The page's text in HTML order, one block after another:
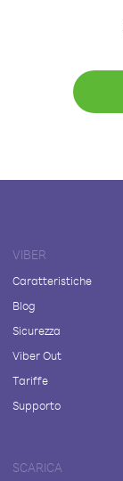
VIBER
Caratteristiche
Blog
Sicurezza
Viber Out
Tariffe
Supporto
SCARICA